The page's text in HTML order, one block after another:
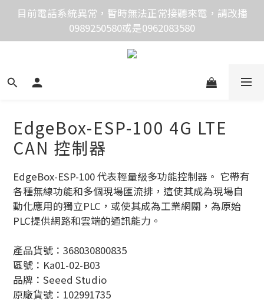
價格均含稅，下單享優惠！歡迎大量採購，由專人提供
專案報價。
目前電話系統異常，暫時無法正常接聽來電，請改播
0989250580或是0962083580
價格均含稅，下單享優惠！歡迎大量採購，由專人提供
EdgeBox-ESP-100 4G LTE
CAN 控制器
EdgeBox-ESP-100 代表輕量級多功能控制器。 它帶有
各種無線功能和多個現場匯流排，這使其成為現場自
動化應用的獨立PLC，或使其成為工業網關，為原始
PLC提供網路和雲端的通訊能力。
產品貨號：368030800835
區號：Ka01-02-B03
品牌：Seeed Studio
原廠貨號：102991735